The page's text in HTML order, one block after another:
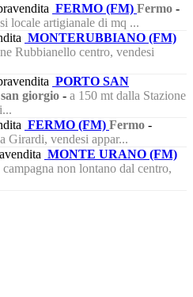
FERMO (FM) Fermo -
locale artigianale di mq ...
MONTERUBBIANO (FM)
Rubbianello centro, vendesi
PORTO SAN
giorgio - a 150 mt dalla Stazione
FERMO (FM) Fermo -
Girardi, vendesi appar...
MONTE URANO (FM)
campagna non lontano dal centro,